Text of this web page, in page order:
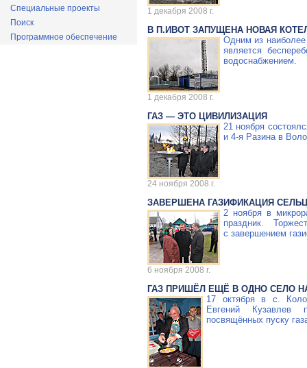
Специальные проекты
Поиск
Программное обеспечение
1 декабря 2008 г.
В П.ИВОТ ЗАПУЩЕНА НОВАЯ
Одним из
является
водоснабжением.
1 декабря 2008 г.
ГАЗ — ЭТО ЦИВИЛИЗАЦИЯ
21 ноября
и 4-я Разина в
24 ноября 2008 г.
ЗАВЕРШЕНА ГАЗИФИКАЦИЯ
2 ноября в
праздник.
с завершением
6 ноября 2008 г.
ГАЗ ПРИШЁЛ ЕЩЁ В ОДНО СЕЛО
17 октября в с.
Евгений Кузавлев
посвящённых пуску